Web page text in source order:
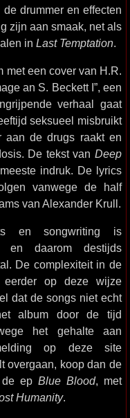
drummer en effecten
zijn aan smaak, net als
in Last Temptation.
met een cover van H.R.
an S. Beckett I”, een
verhaal gaat
seksueel misbruikt
aan de drugs raakt en
De tekst van Deep
indruk. De lyrics
vanwege de half
van Alexander Krull.
en songwriting is
daarom destijds
De complexiteit in de
eerder op deze wijze
dat de songs niet echt
album door de tijd
het gehalte aan
op deze site
overgaan, koop dan de
ep Blue Blood, met
Humanity.